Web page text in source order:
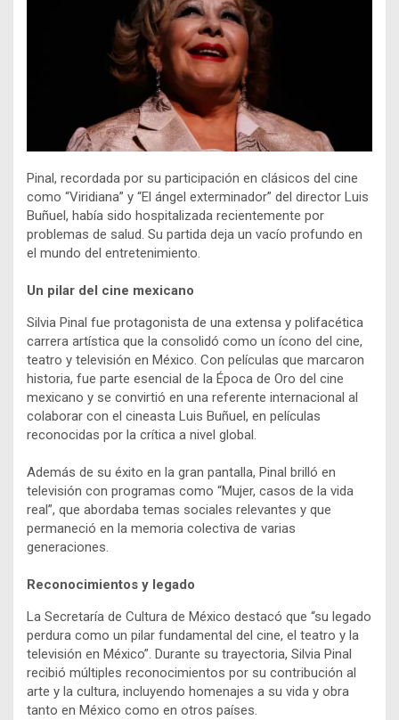
Pinal, recordada por su participación en clásicos del cine
como “Viridiana” y “El ángel exterminador” del director Luis
Buñuel, había sido hospitalizada recientemente por
problemas de salud. Su partida deja un vacío profundo en
el mundo del entretenimiento.
Un pilar del cine mexicano
Silvia Pinal fue protagonista de una extensa y polifacética
carrera artística que la consolidó como un ícono del cine,
teatro y televisión en México. Con películas que marcaron
historia, fue parte esencial de la Época de Oro del cine
mexicano y se convirtió en una referente internacional al
colaborar con el cineasta Luis Buñuel, en películas
reconocidas por la crítica a nivel global.
Además de su éxito en la gran pantalla, Pinal brilló en
televisión con programas como “Mujer, casos de la vida
real”, que abordaba temas sociales relevantes y que
permaneció en la memoria colectiva de varias
generaciones.
Reconocimientos y legado
La Secretaría de Cultura de México destacó que “su legado
perdura como un pilar fundamental del cine, el teatro y la
televisión en México”. Durante su trayectoria, Silvia Pinal
recibió múltiples reconocimientos por su contribución al
arte y la cultura, incluyendo homenajes a su vida y obra
tanto en México como en otros países.